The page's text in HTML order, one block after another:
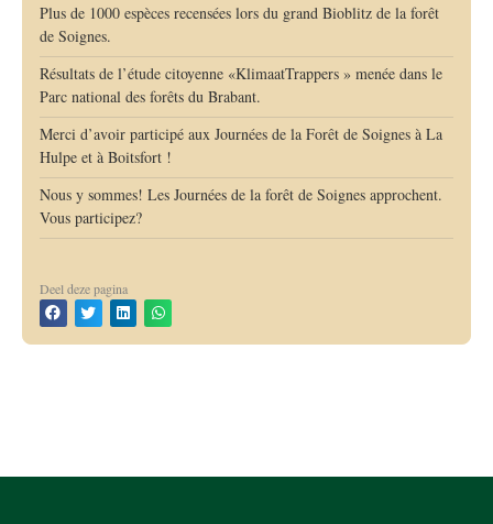
Plus de 1000 espèces recensées lors du grand Bioblitz de la forêt
de Soignes.
Résultats de l’étude citoyenne «KlimaatTrappers » menée dans le
Parc national des forêts du Brabant.
Merci d’avoir participé aux Journées de la Forêt de Soignes à La
Hulpe et à Boitsfort !
Nous y sommes! Les Journées de la forêt de Soignes approchent.
Vous participez?
Deel deze pagina